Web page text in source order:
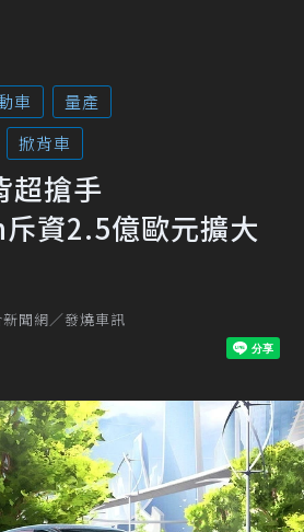
車
量產
掀背車
超搶手
資2.5億歐元擴大
聞網／發燒車訊